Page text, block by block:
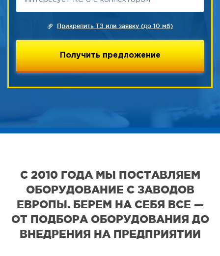
Прикрепить ТЗ или заявку (до 10 мб)
С 2010 ГОДА МЫ ПОСТАВЛЯЕМ
ОБОРУДОВАНИЕ С ЗАВОДОВ
ЕВРОПЫ. БЕРЕМ НА СЕБЯ ВСЕ —
ОТ ПОДБОРА ОБОРУДОВАНИЯ ДО
ВНЕДРЕНИЯ НА ПРЕДПРИЯТИИ